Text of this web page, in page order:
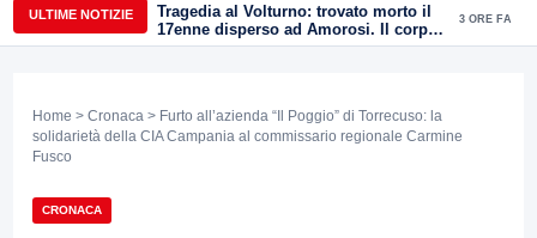
ULTIME NOTIZIE
Tragedia al Volturno: trovato morto il
17enne disperso ad Amorosi. Il corpo
recuperato dai sommozzatori
3 ORE FA
Home > Cronaca > Furto all’azienda “Il Poggio” di Torrecuso: la
solidarietà della CIA Campania al commissario regionale Carmine
Fusco
CRONACA